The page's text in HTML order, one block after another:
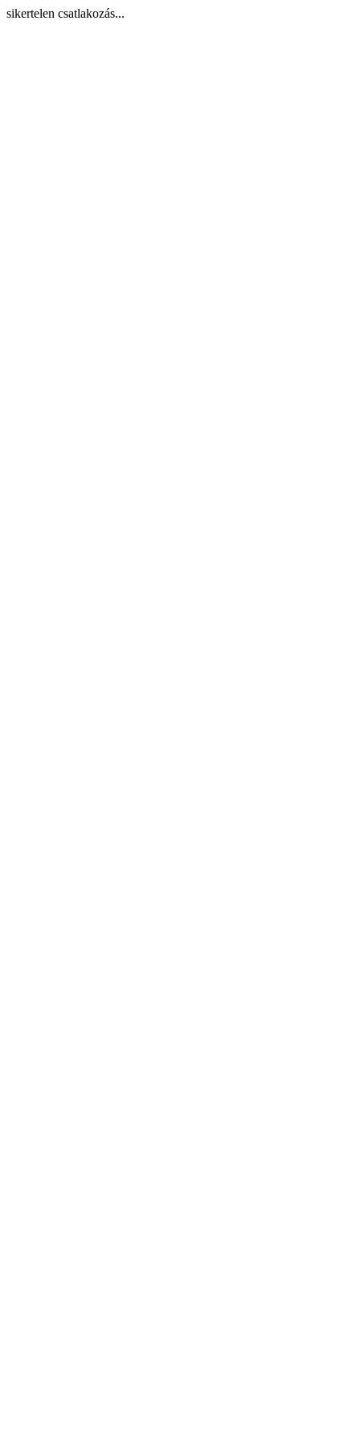
sikertelen csatlakozás...